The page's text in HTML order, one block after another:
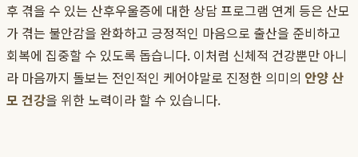
후 겪을 수 있는 산후우울증에 대한 상담 프로그램 연계 등은 산모
가 겪는 불안감을 완화하고 긍정적인 마음으로 출산을 준비하고
회복에 집중할 수 있도록 돕습니다. 이처럼 신체적 건강뿐만 아니
라 마음까지 돌보는 전인적인 케어야말로 진정한 의미의 안양 산
모 건강을 위한 노력이라 할 수 있습니다.